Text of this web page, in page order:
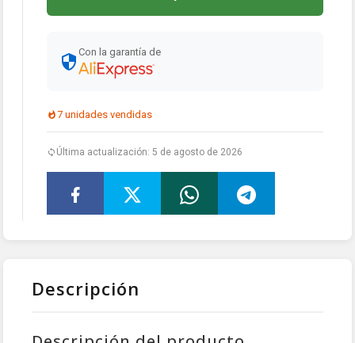
Con la garantía de
7 unidades vendidas
Última actualización: 5 de agosto de 2026
Descripción